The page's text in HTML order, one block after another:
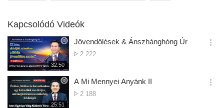
Kapcsolódó Videók
재
생
시
간
32:50
Jövendölések & Ánszhánghóng Úr
Megtekintések
2 222
옵
기
재
25:51
A Mi Mennyei Anyánk II
Megtekintések
2 188
옵